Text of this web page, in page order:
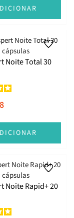
Noite Total 30
Noite Rapid+ 20